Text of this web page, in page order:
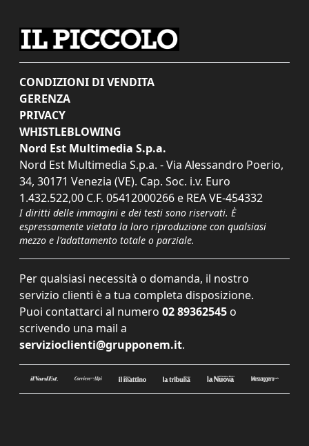
CONDIZIONI DI VENDITA
GERENZA
PRIVACY
WHISTLEBLOWING
Nord Est Multimedia S.p.a.
Nord Est Multimedia S.p.a. - Via Alessandro Poerio,
34, 30171 Venezia (VE). Cap. Soc. i.v. Euro
1.432.522,00 C.F. 05412000266 e REA VE-454332
I diritti delle immagini e dei testi sono riservati. È
espressamente vietata la loro riproduzione con qualsiasi
mezzo e l'adattamento totale o parziale.
Per qualsiasi necessità o domanda, il nostro
servizio clienti è a tua completa disposizione.
Puoi contattarci al numero 02 89362545 o
scrivendo una mail a
servizioclienti@grupponem.it.